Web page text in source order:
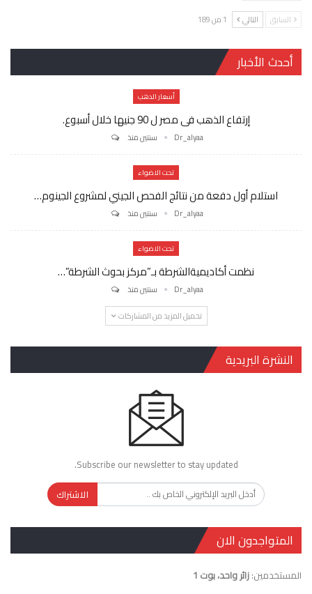
السابق التالي 1 من 189
أحدث الأخبار
أسعار الدهب
إرتفاع الذهب فى مصر ل 90 جنيها خلال أسبوع.
Dr_alyaa سنتين منذ
تحت الاضواء
استلام أول دفعة من نتائج الفحص الجيني لمشروع الجينوم…
Dr_alyaa سنتين منذ
تحت الاضواء
نظمت أكاديميةالشرطة بـ”مركز بحوث الشرطة”…
Dr_alyaa
سنتين منذ
تحميل المزيد من المشاركات
النشرة البريدية
Subscribe our newsletter to stay updated.
الاشتراك
المتواجدون الان
المستخدمين:زائر واحد، بوت 1